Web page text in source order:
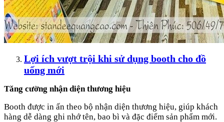
Lợi ích vượt trội khi sử dụng booth cho đồ
uống mới
Tăng cường nhận diện thương hiệu
Booth được in ấn theo bộ nhận diện thương hiệu, giúp khách
hàng dễ dàng ghi nhớ tên, bao bì và đặc điểm sản phẩm mới.